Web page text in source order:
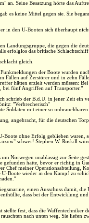
Seine Besatzung hörte das
es keine Mittel gegen sie. Sie
in den U-Booten sich überhaupt
Landungsgruppe, die gegen die
erfolglos das britische
gleich.
der Boote wurden
Fällen auf Zerstörer und in zehn
hätten erzielt werden müssen:
bei fünf Angriffen auf Transporter."
schrieb der B.d.U. in jener Zeit ein
"Verbrecherisch"
mit einer so
angebracht, für die deutschen
ohne Erfolg geblieben waren,
schwer! Stephen W. Roskill
Norwegen unablässig zur Seite
hatte, bevor er richtig in
meiner Operationsabteilung,
Boote wieder in den Kampf zu
einen Ausschuss damit, die
dass bei der Entwicklung und
fest, dass die Waffentechniker
nach unten weg. Sie liefen